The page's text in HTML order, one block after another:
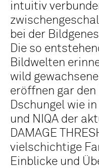
intuitiv
bei der
Die so
Bildwelten
wild
eröffnen gar
Dschungel wie
und NIQA der
DAMAGE
vielschichtige
Einblicke und